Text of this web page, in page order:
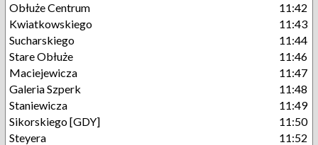
Obłuże Centrum
11:42
Kwiatkowskiego
11:43
Sucharskiego
11:44
Stare Obłuże
11:46
Maciejewicza
11:47
Galeria Szperk
11:48
Staniewicza
11:49
Sikorskiego [GDY]
11:50
Steyera
11:52